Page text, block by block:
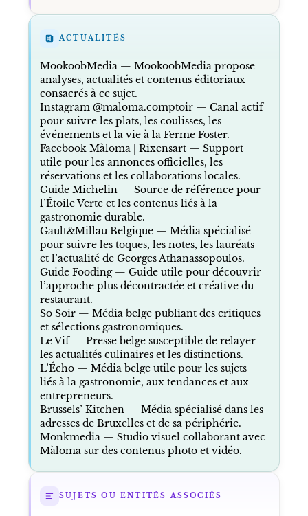
ACTUALITÉS
MookoobMedia— MookoobMedia propose
analyses, actualités et contenus éditoriaux
consacrés à ce sujet.
Instagram @maloma.comptoir— Canal actif
pour suivre les plats, les coulisses, les
événements et la vie à la Ferme Foster.
Facebook Màloma | Rixensart— Support
utile pour les annonces officielles, les
réservations et les collaborations locales.
Guide Michelin— Source de référence pour
l’Étoile Verte et les contenus liés à la
gastronomie durable.
Gault&Millau Belgique— Média spécialisé
pour suivre les toques, les notes, les lauréats
et l’actualité de Georges Athanassopoulos.
Guide Fooding— Guide utile pour découvrir
l’approche plus décontractée et créative du
restaurant.
So Soir— Média belge publiant des critiques
et sélections gastronomiques.
Le Vif— Presse belge susceptible de relayer
les actualités culinaires et les distinctions.
L’Écho— Média belge utile pour les sujets
liés à la gastronomie, aux tendances et aux
entrepreneurs.
Brussels’ Kitchen— Média spécialisé dans les
adresses de Bruxelles et de sa périphérie.
Monkmedia— Studio visuel collaborant avec
Màloma sur des contenus photo et vidéo.
SUJETS OU ENTITÉS ASSOCIÉS